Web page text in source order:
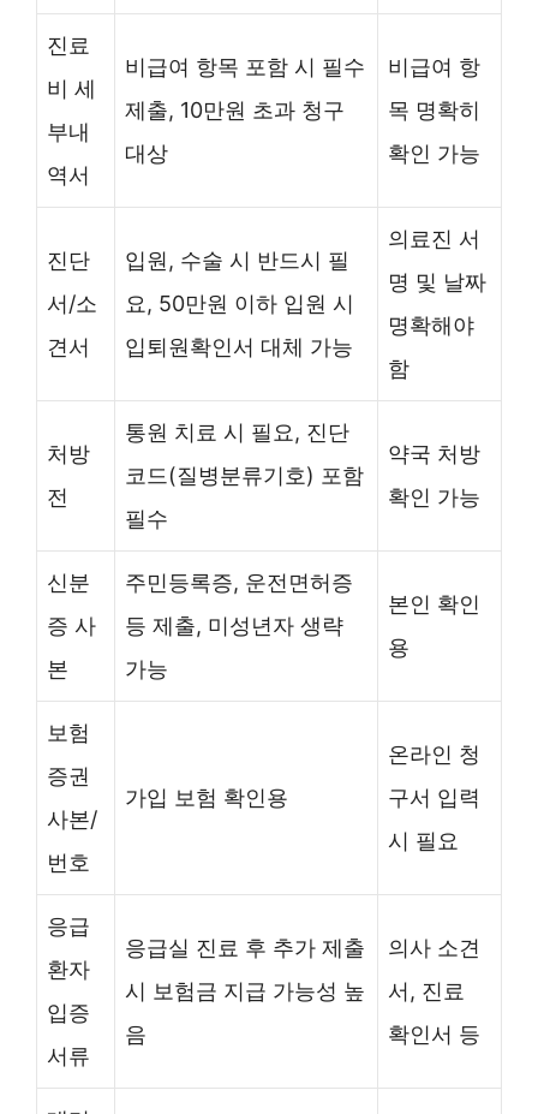
진료
비 세
부내
역서
비급여 항목 포함 시 필수
제출, 10만원 초과 청구
대상
비급여 항
목 명확히
확인 가능
진단
서/소
견서
입원, 수술 시 반드시 필
요, 50만원 이하 입원 시
입퇴원확인서 대체 가능
의료진 서
명 및 날짜
명확해야
함
처방
전
통원 치료 시 필요, 진단
코드(질병분류기호) 포함
필수
약국 처방
확인 가능
신분
증 사
본
주민등록증, 운전면허증
등 제출, 미성년자 생략
가능
본인 확인
용
보험
증권
사본/
번호
가입 보험 확인용
온라인 청
구서 입력
시 필요
응급
환자
입증
서류
응급실 진료 후 추가 제출
시 보험금 지급 가능성 높
음
의사 소견
서, 진료
확인서 등